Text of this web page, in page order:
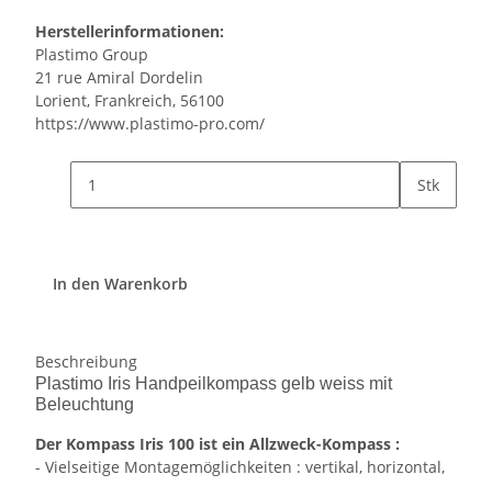
Herstellerinformationen:
Plastimo Group
21 rue Amiral Dordelin
Lorient, Frankreich, 56100
https://www.plastimo-pro.com/
Stk
In den Warenkorb
Beschreibung
Plastimo Iris Handpeilkompass gelb weiss mit
Beleuchtung
Der Kompass Iris 100 ist ein Allzweck-Kompass :
- Vielseitige Montagemöglichkeiten : vertikal, horizontal,